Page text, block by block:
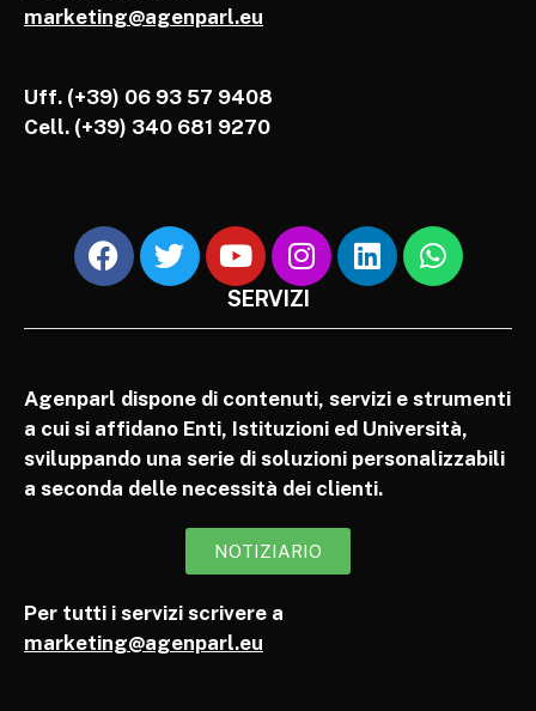
marketing@agenparl.eu
Uff. (+39) 06 93 57 9408
Cell. (+39) 340 681 9270
SERVIZI
Agenparl dispone di contenuti, servizi e strumenti
a cui si affidano Enti, Istituzioni ed Università,
sviluppando una serie di soluzioni personalizzabili
a seconda delle necessità dei clienti.
NOTIZIARIO
Per tutti i servizi scrivere a
marketing@agenparl.eu